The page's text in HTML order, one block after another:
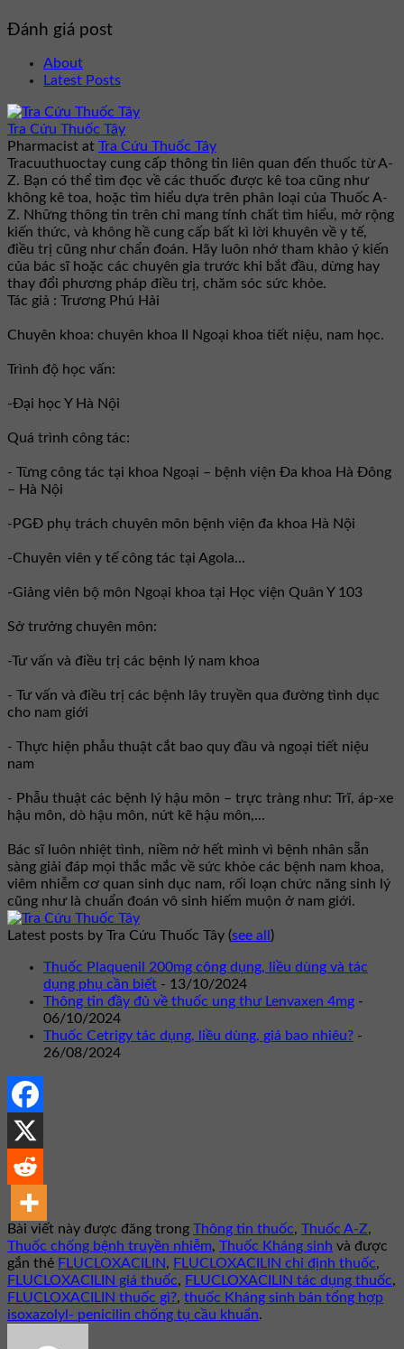
Đánh giá post
About
Latest Posts
Tra Cứu Thuốc Tây
Pharmacist at Tra Cứu Thuốc Tây
Tracuuthuoctay cung cấp thông tin liên quan đến thuốc từ A-
Z. Bạn có thể tìm đọc về các thuốc được kê toa cũng như
không kê toa, hoặc tìm hiểu dựa trên phân loại của Thuốc A-
Z. Những thông tin trên chỉ mang tính chất tìm hiểu, mở rộng
kiến thức, và không hề cung cấp bất kì lời khuyên về y tế,
điều trị cũng như chẩn đoán. Hãy luôn nhớ tham khảo ý kiến
của bác sĩ hoặc các chuyên gia trước khi bắt đầu, dừng hay
thay đổi phương pháp điều trị, chăm sóc sức khỏe.
Tác giả : Trương Phú Hải
Chuyên khoa: chuyên khoa II Ngoại khoa tiết niệu, nam học.
Trình độ học vấn:
-Đại học Y Hà Nội
Quá trình công tác:
- Từng công tác tại khoa Ngoại – bệnh viện Đa khoa Hà Đông
– Hà Nội
-PGĐ phụ trách chuyên môn bệnh viện đa khoa Hà Nội
-Chuyên viên y tế công tác tại Agola...
-Giảng viên bộ môn Ngoại khoa tại Học viện Quân Y 103
Sở trưởng chuyên môn:
-Tư vấn và điều trị các bệnh lý nam khoa
- Tư vấn và điều trị các bệnh lây truyền qua đường tình dục
cho nam giới
- Thực hiện phẫu thuật cắt bao quy đầu và ngoại tiết niệu
nam
- Phẫu thuật các bệnh lý hậu môn – trực tràng như: Trĩ, áp-xe
hậu môn, dò hậu môn, nứt kẽ hậu môn,...
Bác sĩ luôn nhiệt tình, niềm nở hết mình vì bệnh nhân sẵn
sàng giải đáp mọi thắc mắc về sức khỏe các bệnh nam khoa,
viêm nhiễm cơ quan sinh dục nam, rối loạn chức năng sinh lý
cũng như là chuẩn đoán vô sinh hiếm muộn ở nam giới.
Latest posts by Tra Cứu Thuốc Tây (see all )
Thuốc Plaquenil 200mg công dụng, liều dùng và tác
dụng phụ cần biết - 13/10/2024
Thông tin đầy đủ về thuốc ung thư Lenvaxen 4mg -
06/10/2024
Thuốc Cetrigy tác dụng, liều dùng, giá bao nhiêu? -
26/08/2024
Bài viết này được đăng trong Thông tin thuốc, Thuốc A-Z,
Thuốc chống bệnh truyền nhiễm, Thuốc Kháng sinh và được
gắn thẻ FLUCLOXACILIN, FLUCLOXACILIN chỉ định thuốc,
FLUCLOXACILIN giá thuốc, FLUCLOXACILIN tác dụng thuốc,
FLUCLOXACILIN thuốc gì?, thuốc Kháng sinh bán tổng hợp
isoxazolyl- penicilin chống tụ cầu khuẩn.